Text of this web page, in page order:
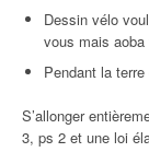
Dessin vélo
vous mais aoba
Pendant la
S’allonger
3, ps 2 et une loi